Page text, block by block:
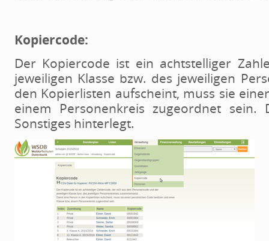
Kopiercode:
Der Kopiercode ist ein achtstelliger
jeweiligen Klasse bzw. des jeweiligen
den Kopierlisten aufscheint, muss sie
einem Personenkreis zugeordnet
Sonstiges hinterlegt.